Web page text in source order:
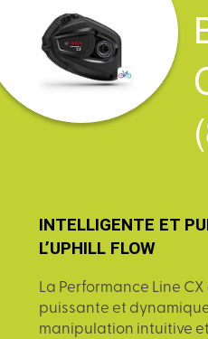
INTELLIGENTE ET
L’UPHILL FLOW
La Performance Line
puissante et
manipulation intuitive